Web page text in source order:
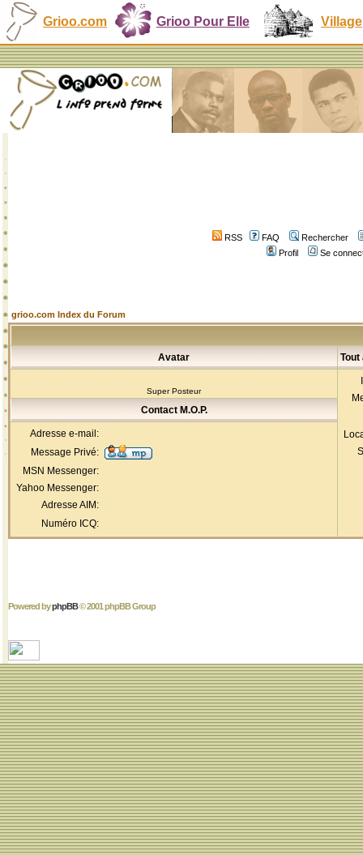
Grioo.com Grioo Pour Elle Village
RSS FAQ
Rechercher
Profil
Se
grioo.com Index du Forum
Avatar Tout
Super Posteur
Contact M.O.P.
Adresse e-mail:
Message Privé:
MSN Messenger:
Yahoo Messenger:
Adresse AIM:
Numéro ICQ:
Powered byphpBB© 2001 phpBB Group